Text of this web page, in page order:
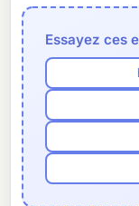
Essayez ces